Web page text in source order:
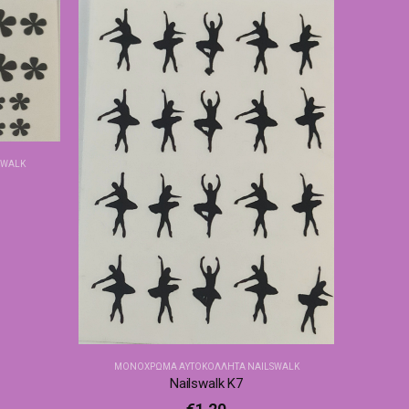
ΜΟΝΌΧΡΩΜΑ ΑΥΤΟΚΌΛΛΗΤΑ NAILSWALK
Nailswalk Κ7